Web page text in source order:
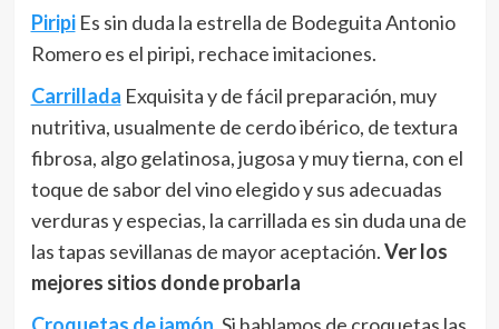
Piripi Es sin duda la estrella de Bodeguita Antonio
Romero es el piripi, rechace imitaciones.
Carrillada Exquisita y de fácil preparación, muy
nutritiva, usualmente de cerdo ibérico, de textura
fibrosa, algo gelatinosa, jugosa y muy tierna, con el
toque de sabor del vino elegido y sus adecuadas
verduras y especias, la carrillada es sin duda una de
las tapas sevillanas de mayor aceptación.Ver los
mejores sitios donde probarla